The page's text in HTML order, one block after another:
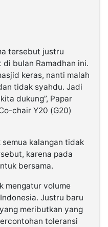
tersebut justru
bulan Ramadhan ini.
keras, nanti malah
tidak syahdu. Jadi
dukung”, Papar
chair Y20 (G20)
kalangan tidak
karena pada
bersama.
mengatur volume
Justru baru
meributkan yang
toleransi